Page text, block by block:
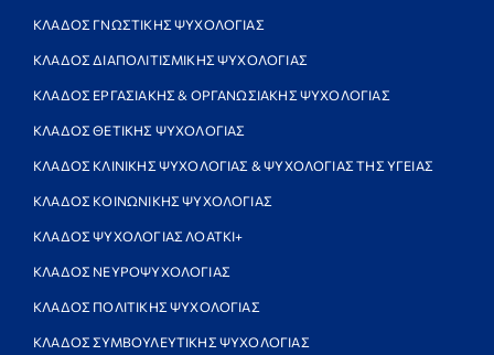
ΚΛΑΔΟΣ ΓΝΩΣΤΙΚΗΣ ΨΥΧΟΛΟΓΙΑΣ
ΚΛΑΔΟΣ ΔΙΑΠΟΛΙΤΙΣΜΙΚΗΣ ΨΥΧΟΛΟΓΙΑΣ
ΚΛΑΔΟΣ ΕΡΓΑΣΙΑΚΗΣ & ΟΡΓΑΝΩΣΙΑΚΗΣ ΨΥΧΟΛΟΓΙΑΣ
ΚΛΑΔΟΣ ΘΕΤΙΚΗΣ ΨΥΧΟΛΟΓΙΑΣ
ΚΛΑΔΟΣ ΚΛΙΝΙΚΗΣ ΨΥΧΟΛΟΓΙΑΣ & ΨΥΧΟΛΟΓΙΑΣ ΤΗΣ ΥΓΕΙΑΣ
ΚΛΑΔΟΣ ΚΟΙΝΩΝΙΚΗΣ ΨΥΧΟΛΟΓΙΑΣ
ΚΛΑΔΟΣ ΨΥΧΟΛΟΓΙΑΣ ΛΟΑΤΚΙ+
ΚΛΑΔΟΣ ΝΕΥΡΟΨΥΧΟΛΟΓΙΑΣ
ΚΛΑΔΟΣ ΠΟΛΙΤΙΚΗΣ ΨΥΧΟΛΟΓΙΑΣ
ΚΛΑΔΟΣ ΣΥΜΒΟΥΛΕΥΤΙΚΗΣ ΨΥΧΟΛΟΓΙΑΣ